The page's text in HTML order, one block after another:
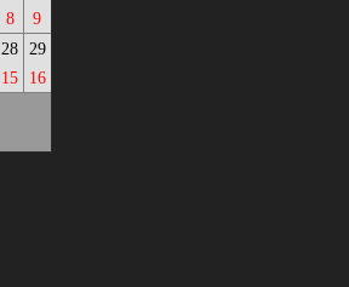
8
9
28
15
29
16